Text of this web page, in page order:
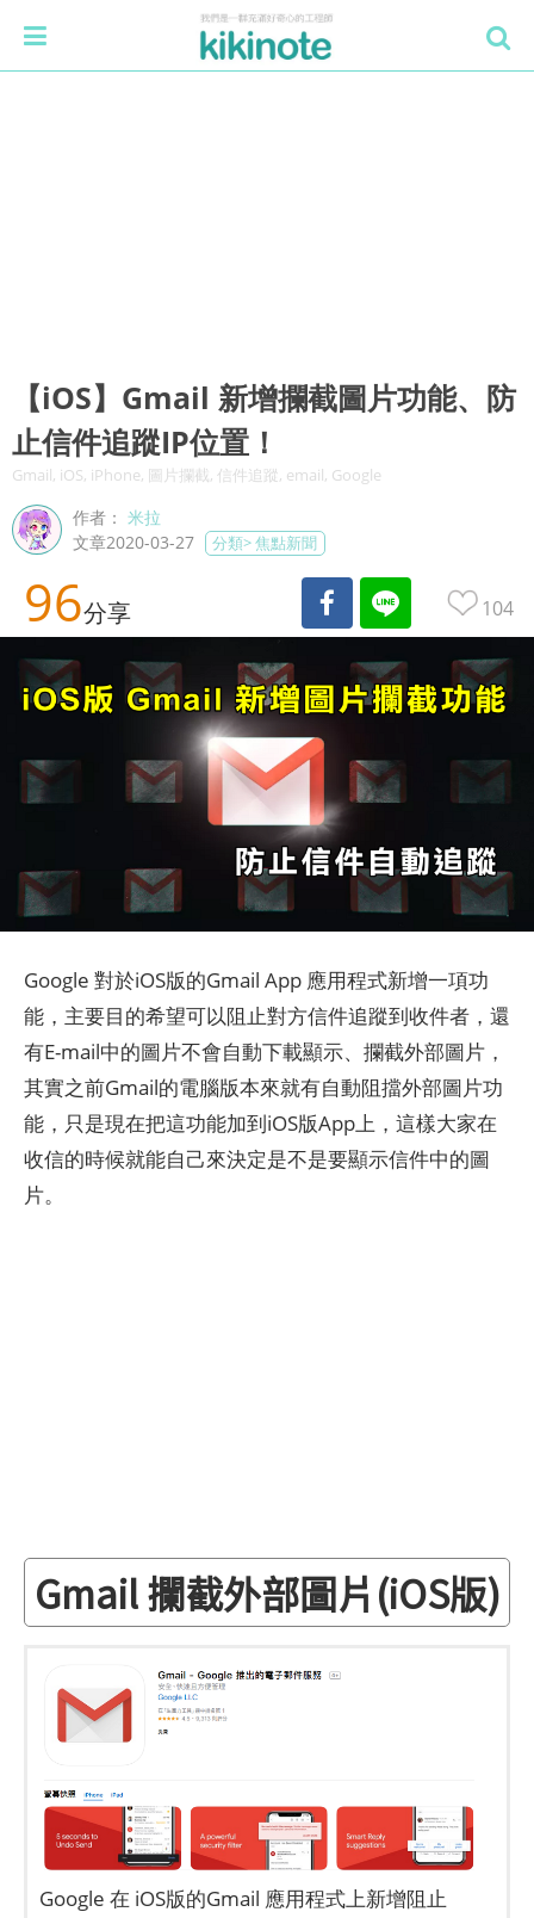
【iOS】Gmail 新增攔截圖片功能、防
止信件追蹤IP位置！
Gmail, iOS, iPhone, 圖片攔截, 信件追蹤, email, Google
作者：米拉
文章2020-03-27
分類>焦點新聞
96分享 104
Google 對於iOS版的Gmail App 應用程式新增一項功
能，主要目的希望可以阻止對方信件追蹤到收件者，還
有E-mail中的圖片不會自動下載顯示、攔截外部圖片，
其實之前Gmail的電腦版本來就有自動阻擋外部圖片功
能，只是現在把這功能加到iOS版App上，這樣大家在
收信的時候就能自己來決定是不是要顯示信件中的圖
片。
Gmail 攔截外部圖片(iOS版)
Google 在 iOS版的Gmail 應用程式上新增阻止